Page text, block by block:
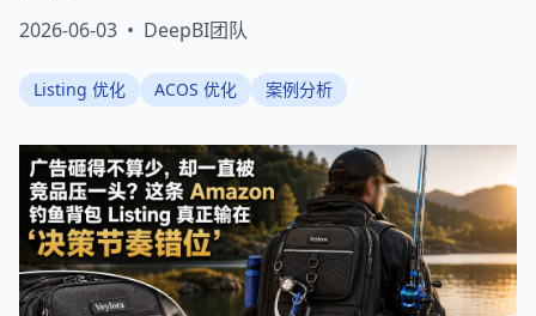
2026-06-03 • DeepBI团队
Listing 优化 ACOS 优化 案例分析